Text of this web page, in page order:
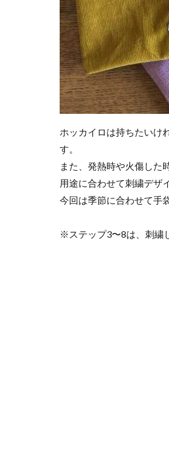
ホッカイロは持ちたいけ
す。
また、発熱時や火傷した
用途に合わせて刺繍デザ
今回は季節に合わせて手
※ステップ3〜8は、刺繍